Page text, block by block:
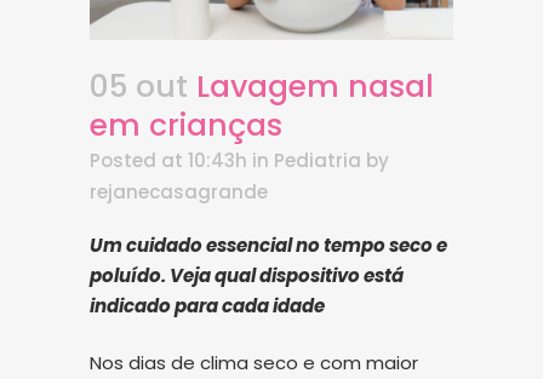
05 out Lavagem nasal
em crianças
Posted at 10:43h in Pediatria by
rejanecasagrande
Um cuidado essencial no tempo seco e
poluído. Veja qual dispositivo está
indicado para cada idade
Nos dias de clima seco e com maior